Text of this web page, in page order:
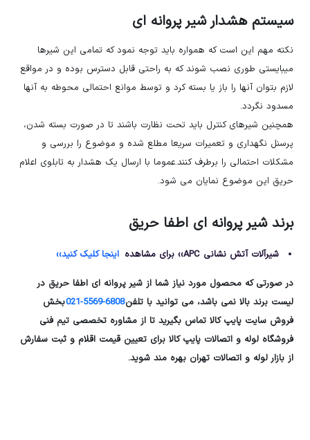
سیستم هشدار شیر پروانه ای
نکته مهم این است که همواره باید توجه نمود که تمامی این شیرها
میبایستی طوری نصب شوند که به راحتی قابل دسترس بوده و در مواقع
لازم بتوان آنها را باز یا بسته کرد و توسط موانع احتمالی محوطه به آنها
مسدود نگردد.
همچنین شیرهای کنترل باید تحت نظارت باشند تا در صورت بسته شدن،
پرسنل نگهداری و تعمیرات سریعا مطلع شده و موضوع را بررسی و
مشکلات احتمالی را برطرف کنند.عموما با ارسال یک هشدار به تابلوی اعلام
حریق این موضوع نمایان می شود.
برند شیر پروانه ای اطفا حریق
شیرآلات آتش نشانی APC›› برای مشاهده اینجا کلیک کنید››
در صورتی که محصول مورد نیاز شما از شیر پروانه ای اطفا حریق در
لیست برند بالا نمی باشد، می توانید با تلفن6808-5569-021
بخش
فروش سایت پایپ کالا تماس بگیرید تا از مشاوره تخصصی تیم فنی
فروشگاه لوله و اتصالات پایپ کالا برای تعیین قیمت اقلام و ثبت سفارش
از بازار لوله و اتصالات تهران بهره مند شوید.